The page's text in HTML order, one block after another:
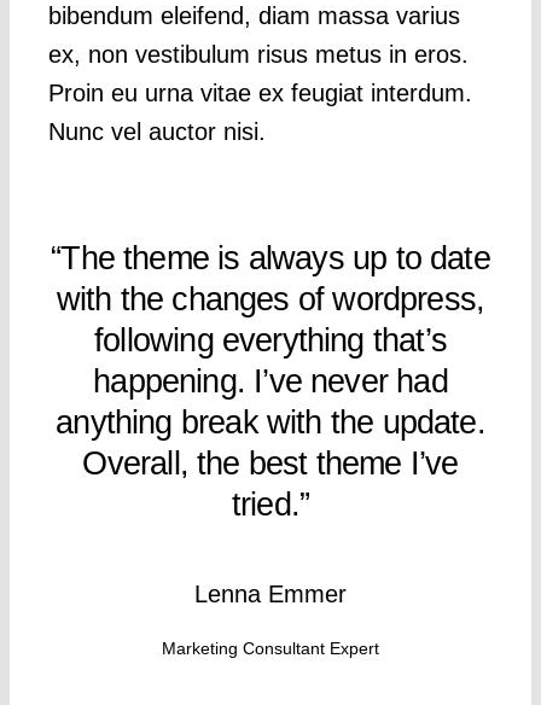
bibendum eleifend, diam massa varius
ex, non vestibulum risus metus in eros.
Proin eu urna vitae ex feugiat interdum.
Nunc vel auctor nisi.
“The theme is always up to date
with the changes of wordpress,
following everything that’s
happening. I’ve never had
anything break with the update.
Overall, the best theme I’ve
tried.”
Lenna Emmer
Marketing Consultant Expert